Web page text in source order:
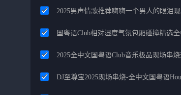
2025男声情歌推荐嗨嗨一个男人的眼泪
国粤语Club相对湿度气氛包厢碰撞精选
2025全中文国粤语Club音乐极品现场串
DJ至尊宝2025现场串烧-全中文国粤语